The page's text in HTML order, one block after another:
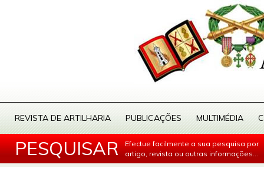
REVISTA DE ARTILHARIA PUBLICAÇÕES MULTIMÉDIA
PESQUISAR
Efectue facilmente a sua pesquisa por
artigo, revista ou outras informações...